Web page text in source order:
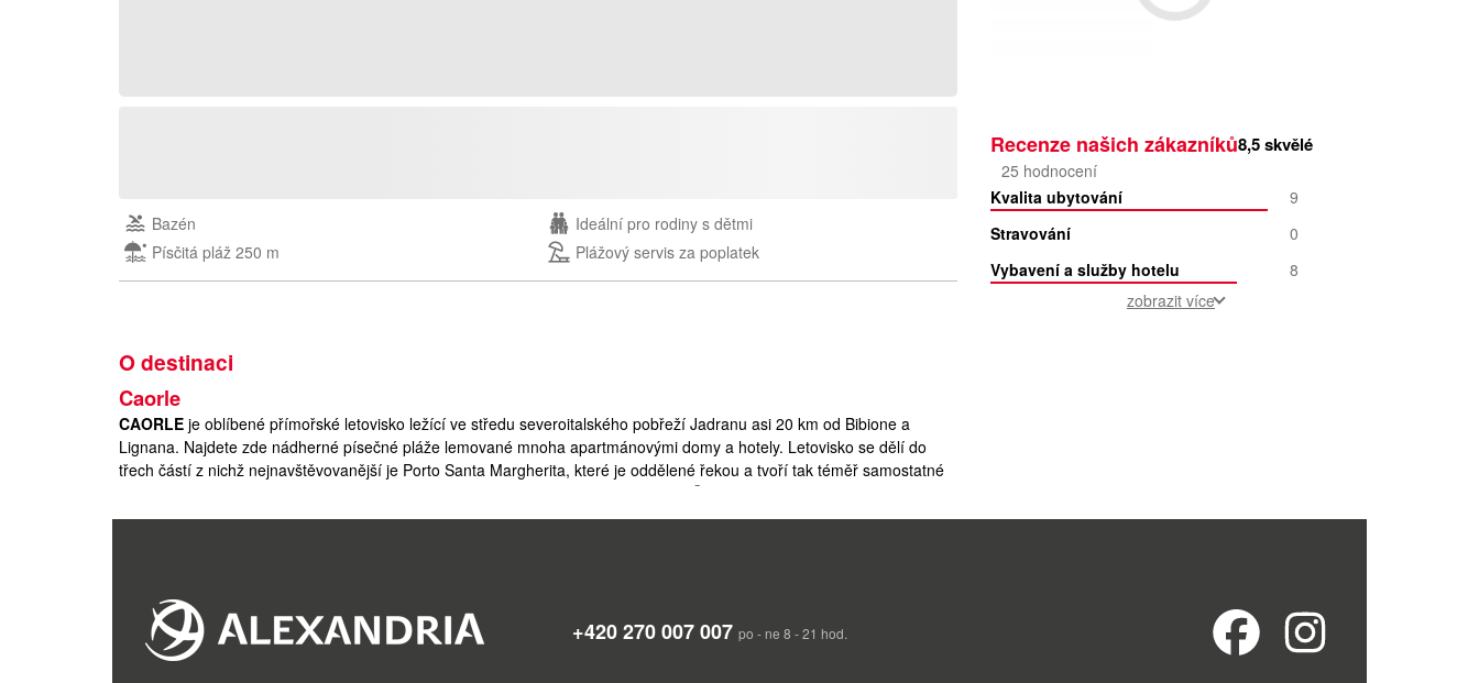
Bazén
Ideální pro rodiny s dětmi
Písčitá pláž 250 m
Plážový servis za poplatek
Recenze našich zákazníků8,5skvělé
25 hodnocení
Kvalita ubytování
9
Stravování
0
Vybavení a služby hotelu
8
zobrazit více
O destinaci
Caorle
CAORLE je oblíbené přímořské letovisko ležící ve středu severoitalského pobřeží Jadranu asi 20 km od Bibione a
Lignana. Najdete zde nádherné písečné pláže lemované mnoha apartmánovými domy a hotely. Letovisko se dělí do
třech částí z nichž nejnavštěvovanější je Porto Santa Margherita, které je oddělené řekou a tvoří tak téměř samostatné
rekreační středisko. Hlavní části Caorle vévodí historické centrum s katedrálou sv. Štěpána obklopenou starobylými
uličkami a barevnými domy. Východně od hlavní části Caorle se nachází rezidenční čtvrť Caorle Altanea. Vzdálenost z
+420 270 007 007 po - ne 8 - 21 hod.